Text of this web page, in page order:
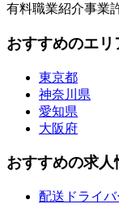
有料職業紹介事業
おすすめのエリ
東京都
神奈川県
愛知県
大阪府
おすすめの求人
配送ドライバ